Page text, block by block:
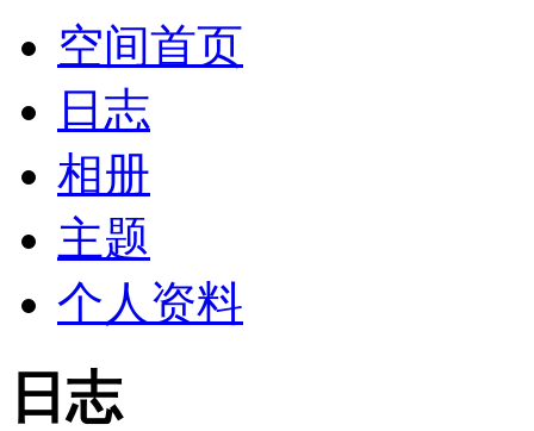
空间首页
日志
相册
主题
个人资料
日志